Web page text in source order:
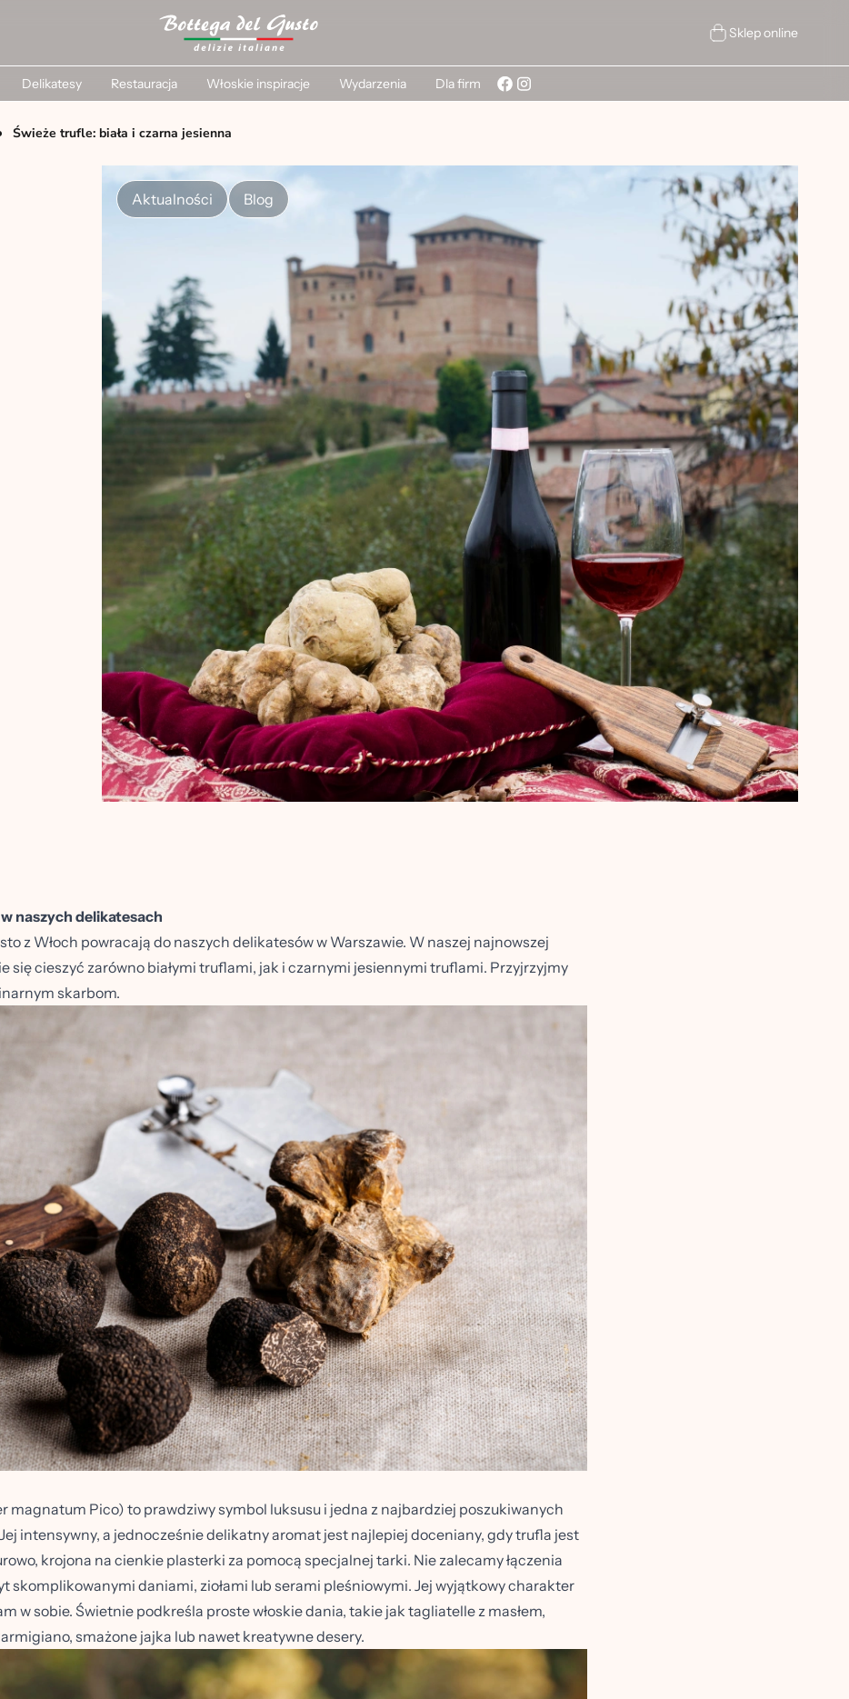
Sklep online
Delikatesy Restauracja Włoskie inspiracje Wydarzenia Dla firm
Świeże trufle: biała i czarna jesienna
Aktualności Blog
naszych delikatesach
z Włoch powracają do naszych delikatesów w Warszawie. W naszej najnowszej
się cieszyć zarówno białymi truflami, jak i czarnymi jesiennymi truflami. Przyjrzyjmy
skarbom.
magnatum Pico) to prawdziwy symbol luksusu i jedna z najbardziej poszukiwanych
intensywny, a jednocześnie delikatny aromat jest najlepiej doceniany, gdy trufla jest
krojona na cienkie plasterki za pomocą specjalnej tarki. Nie zalecamy łączenia
skomplikowanymi daniami, ziołami lub serami pleśniowymi. Jej wyjątkowy charakter
w sobie. Świetnie podkreśla proste włoskie dania, takie jak tagliatelle z masłem,
smażone jajka lub nawet kreatywne desery.